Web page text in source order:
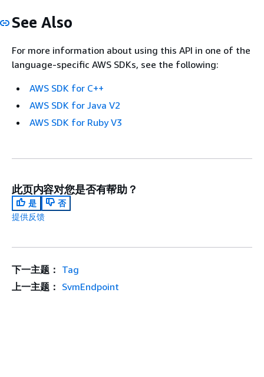
See Also
For more information about using this API in one of the
language-specific AWS SDKs, see the following:
AWS SDK for C++
AWS SDK for Java V2
AWS SDK for Ruby V3
此页内容对您是否有帮助？
是
否
提供反馈
下一主题： Tag
上一主题： SvmEndpoint